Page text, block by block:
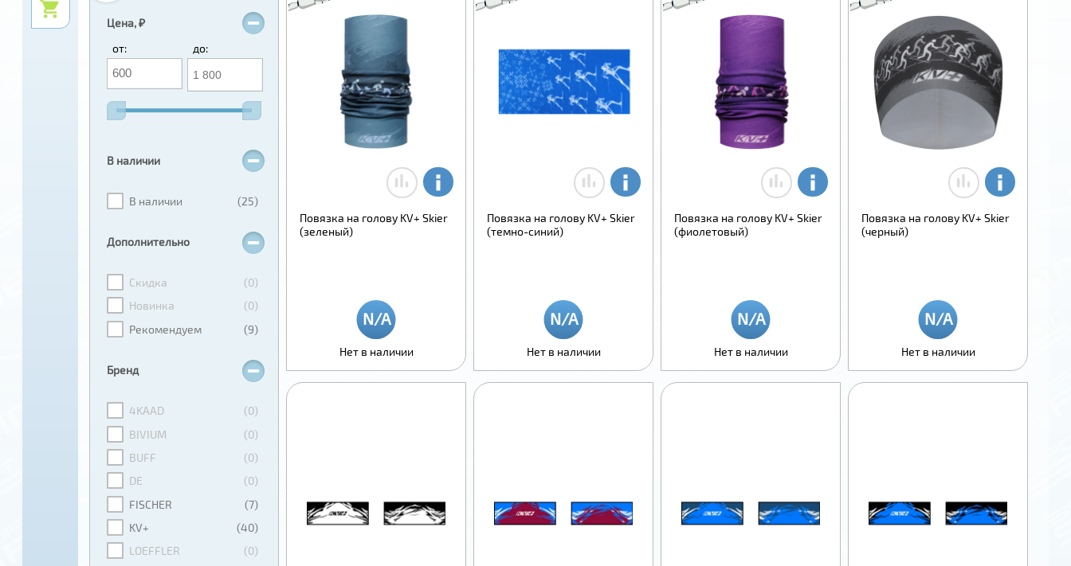
Цена, ₽
от:
до:
В наличии
В наличии (25)
Дополнительно
Скидка
(0)
Новинка
(0)
Рекомендуем
(9)
Бренд
4KAAD
(0)
BIVIUM
(0)
BUFF
(0)
DE
(0)
FISCHER
(7)
KV+
(40)
LOEFFLER
(0)
Повязка на голову KV+ Skier
(зеленый)
Нет в наличии
Повязка на голову KV+ Skier
(темно-синий)
Нет в наличии
Повязка на голову KV+ Skier
(фиолетовый)
Нет в наличии
Повязка на голову KV+ Skier
(черный)
Нет в наличии